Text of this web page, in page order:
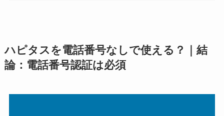
ハピタスを電話番号なしで使える？｜結
論：電話番号認証は必須